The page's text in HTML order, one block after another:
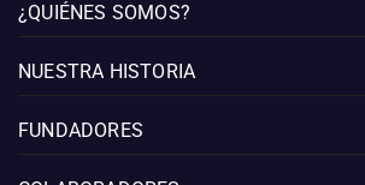
¿QUIÉNES SOMOS?
NUESTRA HISTORIA
FUNDADORES